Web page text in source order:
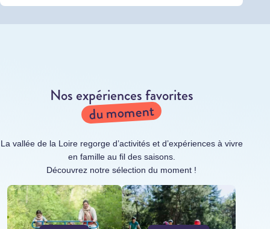
Nos expériences favorites
du moment
La vallée de la Loire regorge d’activités et d’expériences à vivre
en famille au fil des saisons.
Découvrez notre sélection du moment !